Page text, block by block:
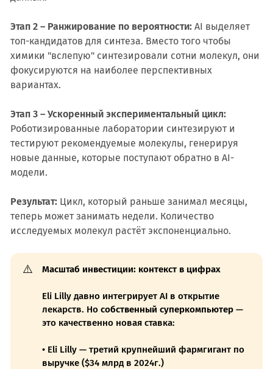
Этап 2 – Ранжирование по вероятности:AI выделяет
топ-кандидатов для синтеза. Вместо того чтобы
химики "вслепую" синтезировали сотни молекул, они
фокусируются на наиболее перспективных
вариантах.
Этап 3 – Ускоренный экспериментальный цикл:
Роботизированные лаборатории синтезируют и
тестируют рекомендуемые молекулы, генерируя
новые данные, которые поступают обратно в AI-
модели.
Результат:Цикл, который раньше занимал месяцы,
теперь может занимать недели. Количество
исследуемых молекул растёт экспоненциально.
⚠️ Масштаб инвестиции: контекст в цифрах
Eli Lilly давно интегрирует AI в открытие
лекарств. Но собственный суперкомпьютер—
это качественно новая ставка:
• Eli Lilly — третий крупнейший фармгигант по
выручке ($34 млрд в 2024г.)